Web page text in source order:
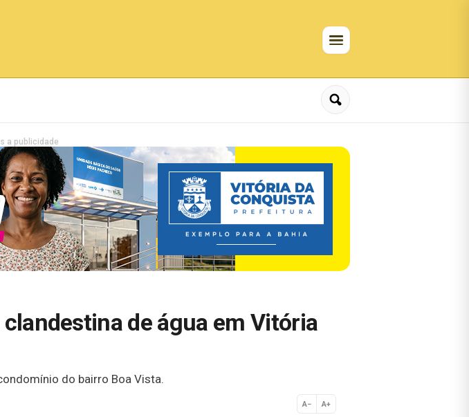
a publicidade
de água em Vitória
do bairro Boa Vista.
A− A+
Normal